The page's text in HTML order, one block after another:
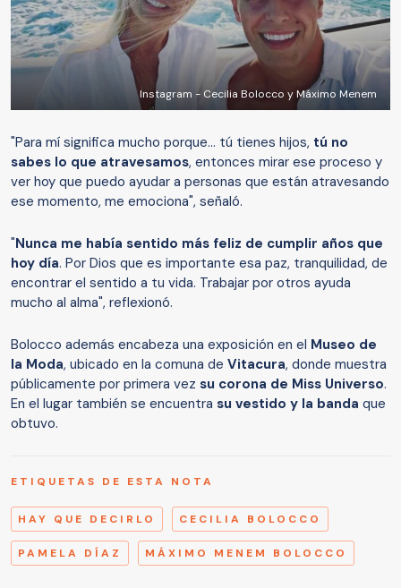
Instagram - Cecilia Bolocco y Máximo Menem
"Para mí significa mucho porque... tú tienes hijos, tú no
sabes lo que atravesamos, entonces mirar ese proceso y
ver hoy que puedo ayudar a personas que están atravesando
ese momento, me emociona", señaló.
"Nunca me había sentido más feliz de cumplir años que
hoy día. Por Dios que es importante esa paz, tranquilidad, de
encontrar el sentido a tu vida. Trabajar por otros ayuda
mucho al alma", reflexionó.
Bolocco además encabeza una exposición en el Museo de
la Moda, ubicado en la comuna de Vitacura, donde muestra
públicamente por primera vez su corona de Miss Universo.
En el lugar también se encuentra su vestido y la banda que
obtuvo.
ETIQUETAS DE ESTA NOTA
HAY QUE DECIRLO CECILIA BOLOCCO
PAMELA DÍAZ MÁXIMO MENEM BOLOCCO